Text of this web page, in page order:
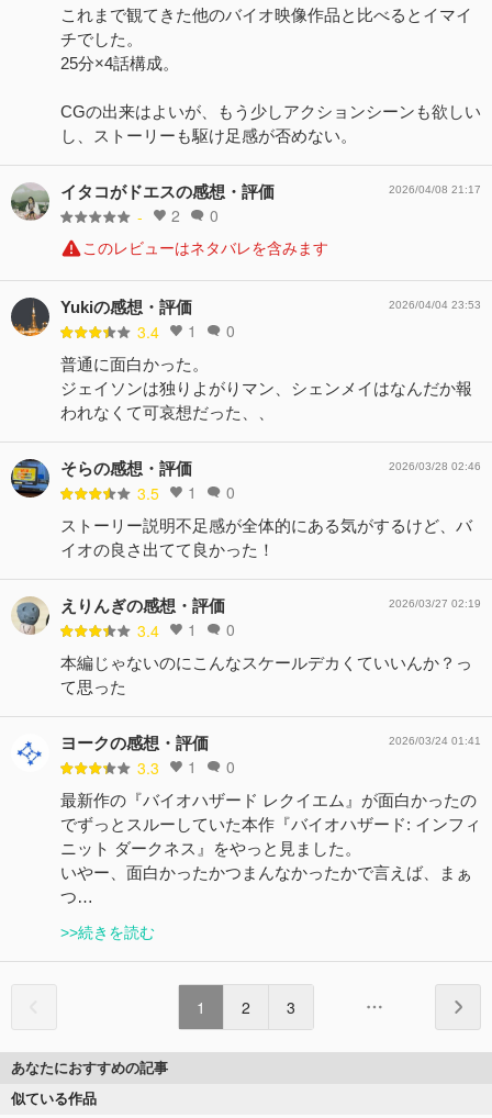
これまで観てきた他のバイオ映像作品と比べるとイマイ
チでした。
25分×4話構成。
CGの出来はよいが、もう少しアクションシーンも欲しい
し、ストーリーも駆け足感が否めない。
イタコがドエスの感想・評価
- 2 0
2026/04/08 21:17
このレビューはネタバレを含みます
Yukiの感想・評価
3.4 1 0
2026/04/04 23:53
普通に面白かった。
ジェイソンは独りよがりマン、シェンメイはなんだか報
われなくて可哀想だった、、
そらの感想・評価
3.5 1 0
2026/03/28 02:46
ストーリー説明不足感が全体的にある気がするけど、バ
イオの良さ出てて良かった！
えりんぎの感想・評価
3.4 1 0
2026/03/27 02:19
本編じゃないのにこんなスケールデカくていいんか？っ
て思った
ヨークの感想・評価
3.3 1 0
2026/03/24 01:41
最新作の『バイオハザード レクイエム』が面白かったの
でずっとスルーしていた本作『バイオハザード: インフィ
ニット ダークネス』をやっと見ました。
いやー、面白かったかつまんなかったかで言えば、まぁ
つ…
>>続きを読む
1 2 3
あなたにおすすめの記事
似ている作品